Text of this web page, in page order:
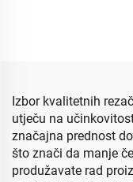
Izbor kvalitetnih
utječu na
značajna prednost
što znači da manje
produžavate rad